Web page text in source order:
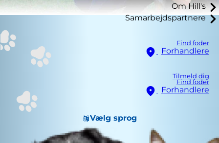
Om Hill's
Samarbejdspartnere
Find foder
Forhandlere
Tilmeld dig
Find foder
Forhandlere
Vælg sprog